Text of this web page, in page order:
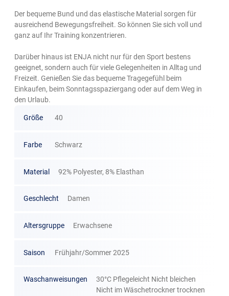
Der bequeme Bund und das elastische Material sorgen für
ausreichend Bewegungsfreiheit. So können Sie sich voll und
ganz auf Ihr Training konzentrieren.
Darüber hinaus ist ENJA nicht nur für den Sport bestens
geeignet, sondern auch für viele Gelegenheiten in Alltag und
Freizeit. Genießen Sie das bequeme Tragegefühl beim
Einkaufen, beim Sonntagsspaziergang oder auf dem Weg in
den Urlaub.
Größe 40
Farbe Schwarz
Material 92% Polyester, 8% Elasthan
Geschlecht Damen
Altersgruppe Erwachsene
Saison Frühjahr/Sommer 2025
Waschanweisungen
30°C Pflegeleicht Nicht bleichen
Nicht im Wäschetrockner trocknen